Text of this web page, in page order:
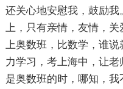
还关心地安慰我，鼓励
上，只有亲情，友情，
上奥数班，比数学，谁
力学习，考上海中，让
是奥数班的时，哪知，